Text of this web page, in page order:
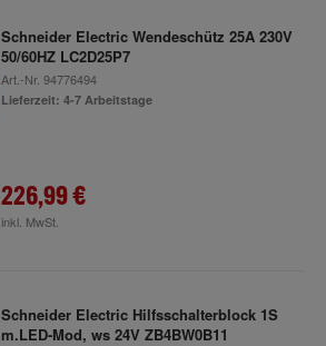
Schneider Electric Wendeschütz 25A 230V
50/60HZ LC2D25P7
Art.-Nr. 94776494
Lieferzeit: 4-7 Arbeitstage
226,99 €
inkl. MwSt.
Schneider Electric Hilfsschalterblock 1S
m.LED-Mod, ws 24V ZB4BW0B11